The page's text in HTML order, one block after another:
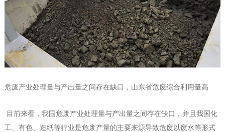
危废产业处理量与产出量之间存在缺口，山东省危废综合利用量高
目前来看，我国危废产业处理量与产出量之间存在缺口，并且我国化
工、有色、造纸等行业是危废产量的主要来源导致危废以废水等形式